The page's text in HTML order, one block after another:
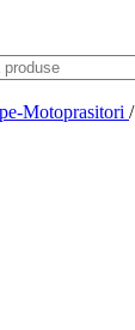
Motoprasitori /